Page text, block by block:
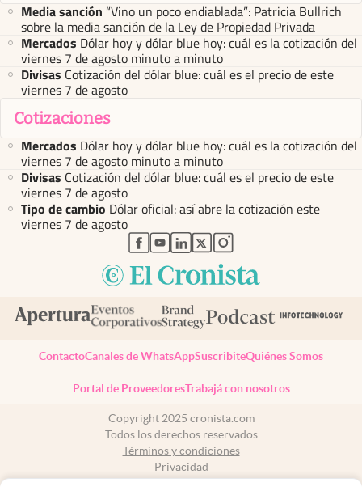
Media sanción “Vino un poco endiablada”: Patricia Bullrich
sobre la media sanción de la Ley de Propiedad Privada
Mercados Dólar hoy y dólar blue hoy: cuál es la cotización del
viernes 7 de agosto minuto a minuto
Divisas Cotización del dólar blue: cuál es el precio de este
viernes 7 de agosto
Cotizaciones
Mercados Dólar hoy y dólar blue hoy: cuál es la cotización del
viernes 7 de agosto minuto a minuto
Divisas Cotización del dólar blue: cuál es el precio de este
viernes 7 de agosto
Tipo de cambio Dólar oficial: así abre la cotización este
viernes 7 de agosto
abre en nueva pestaña
abre en nueva pestaña
abre en nueva pestaña
abre en nueva pestaña
abre en nueva pestaña
ContactoCanales de WhatsAppSuscribiteQuiénes Somos
Portal de ProveedoresTrabajá con nosotros
Copyright 2025 cronista.com
Todos los derechos reservados
Términos y condiciones
Privacidad